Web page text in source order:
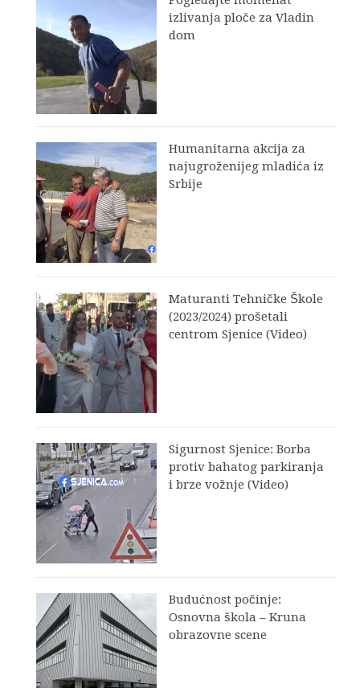
izlivanja ploče za Vladin
dom
Humanitarna akcija za
najugroženijeg mladića iz
Srbije
Maturanti Tehničke Škole
(2023/2024) prošetali
centrom Sjenice (Video)
Sigurnost Sjenice: Borba
protiv bahatog parkiranja
i brze vožnje (Video)
Budućnost počinje:
Osnovna škola – Kruna
obrazovne scene